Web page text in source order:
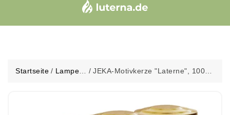
Startseite / Lampen
/ JEKA-Motivkerze "Laterne", 100%